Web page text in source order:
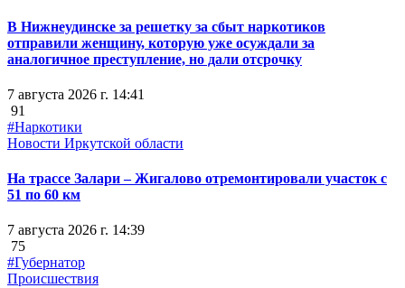
В Нижнеудинске за решетку за сбыт наркотиков
отправили женщину, которую уже осуждали за
аналогичное преступление, но дали отсрочку
7 августа 2026 г. 14:41
91
#Наркотики
Новости Иркутской области
На трассе Залари – Жигалово отремонтировали участок с
51 по 60 км
7 августа 2026 г. 14:39
75
#Губернатор
Происшествия